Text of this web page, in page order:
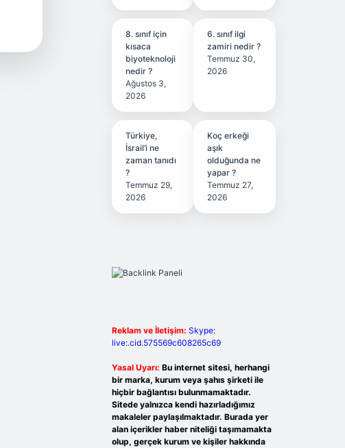
8. sınıf için
kısaca
biyoteknoloji
nedir ?
Ağustos 3,
2026
6. sınıf ilgi
zamiri nedir ?
Temmuz 30,
2026
Türkiye,
İsrail’i ne
zaman tanıdı
?
Temmuz 29,
2026
Koç erkeği
aşık
olduğunda ne
yapar ?
Temmuz 27,
2026
Reklam ve İletişim: Skype:
live:.cid.575569c608265c69
Yasal Uyarı: Bu internet sitesi, herhangi
bir marka, kurum veya şahıs şirketi ile
hiçbir bağlantısı bulunmamaktadır.
Sitede yalnızca kendi hazırladığımız
makaleler paylaşılmaktadır. Burada yer
alan içerikler haber niteliği taşımamakta
olup, gerçek kurum ve kişiler hakkında